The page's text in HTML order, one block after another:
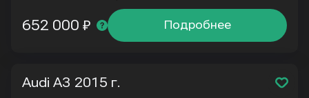
Подробнее
652 000 ₽
Audi A3 2015 г.